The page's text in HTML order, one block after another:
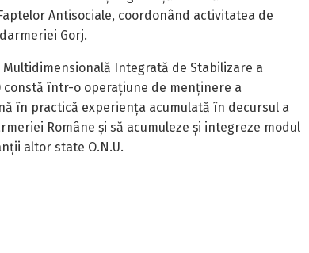
Antisociale, coordonând activitatea de
Gorj.
Multidimensională Integrată de Stabilizare a
într-o operațiune de menținere a
în practică experiența acumulată în decursul a
Române și să acumuleze și integreze modul
altor state O.N.U.